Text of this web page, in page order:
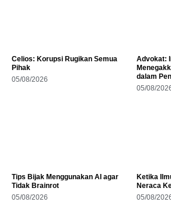
Celios: Korupsi Rugikan Semua
Pihak
05/08/2026
Advokat:
dalam
05/08/
Tips Bijak Menggunakan AI agar
Tidak Brainrot
05/08/2026
Ketika
Neraca
05/08/